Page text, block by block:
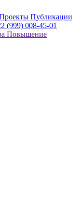
Публикации
(999) 008-45-01
Повышение